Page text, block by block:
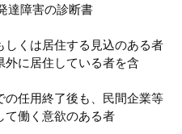
達障害の診断書
しくは居住する見込のある者
外に居住している者を含
の任用終了後も、民間企業等
て働く意欲のある者